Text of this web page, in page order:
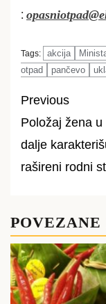
:
Tags: akcija
otpad
pančevo
Post
navigation
Previous
Položaj žena u
dalje
rašireni rodni
POVEZANE